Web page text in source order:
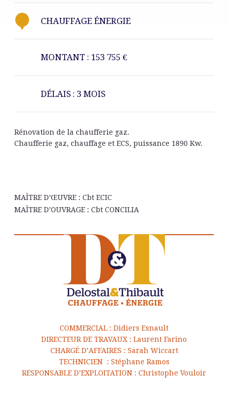
CHAUFFAGE ÉNERGIE
MONTANT : 153 755 €
DÉLAIS : 3 MOIS
Rénovation de la chaufferie gaz.
Chaufferie gaz, chauffage et ECS, puissance 1890 Kw.
MAÎTRE D’ŒUVRE : Cbt ECIC
MAÎTRE D’OUVRAGE : Cbt CONCILIA
COMMERCIAL : Didiers Esnault
DIRECTEUR DE TRAVAUX : Laurent Farino
CHARGÉ D’AFFAIRES : Sarah Wiccart
TECHNICIEN : Stéphane Ramos
RESPONSABLE D’EXPLOITATION : Christophe Vouloir